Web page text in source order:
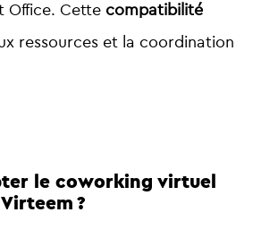
Office. Cette compatibilité
ressources et la coordination
le coworking virtuel
?